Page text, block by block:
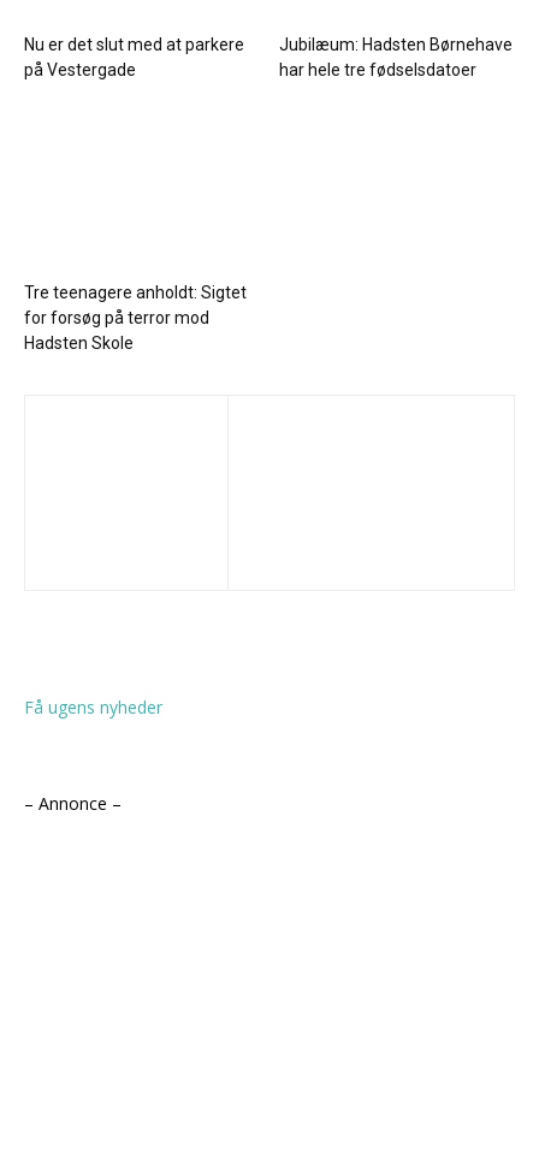
Nu er det slut med at parkere
på Vestergade
Jubilæum: Hadsten Børnehave
har hele tre fødselsdatoer
Tre teenagere anholdt: Sigtet
for forsøg på terror mod
Hadsten Skole
Få ugens nyheder
– Annonce –